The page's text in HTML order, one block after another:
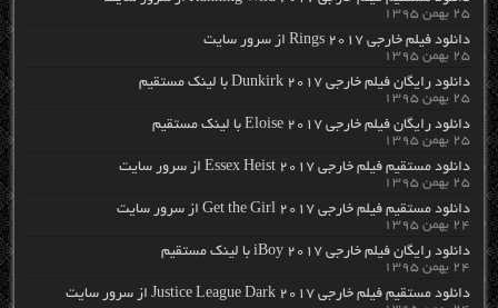
۲۵ بهمن ۱۳۹۵
دانلود فیلم خارجی Rings 2017 از سرور سایت
۲۵ بهمن ۱۳۹۵
دانلود رایگان فیلم خارجی Dunkirk 2017 با لینک مستقیم
۲۵ بهمن ۱۳۹۵
دانلود رایگان فیلم خارجی Eloise 2017 با لینک مستقیم
۲۵ بهمن ۱۳۹۵
دانلود مستقیم فیلم خارجی Essex Heist 2017 از سرور سایت
۲۵ بهمن ۱۳۹۵
دانلود مستقیم فیلم خارجی Get the Girl 2017 از سرور سایت
۲۴ بهمن ۱۳۹۵
دانلود رایگان فیلم خارجی iBoy 2017 با لینک مستقیم
۲۴ بهمن ۱۳۹۵
دانلود مستقیم فیلم خارجی Justice League Dark 2017 از سرور سایت